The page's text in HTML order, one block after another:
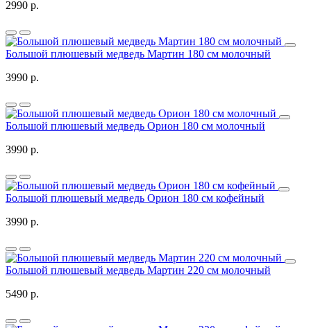
2990 р.
Большой плюшевый медведь Мартин 180 см молочный
3990 р.
Большой плюшевый медведь Орион 180 см молочный
3990 р.
Большой плюшевый медведь Орион 180 см кофейный
3990 р.
Большой плюшевый медведь Мартин 220 см молочный
5490 р.